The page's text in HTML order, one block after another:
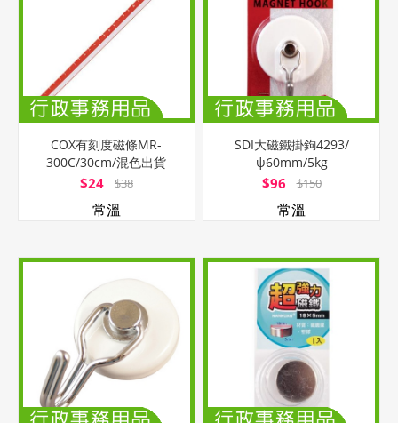
COX有刻度磁條MR-
300C/30cm/混色出貨
$24 $38
常溫
SDI大磁鐵掛鉤4293/
ψ60mm/5kg
$96 $150
常溫